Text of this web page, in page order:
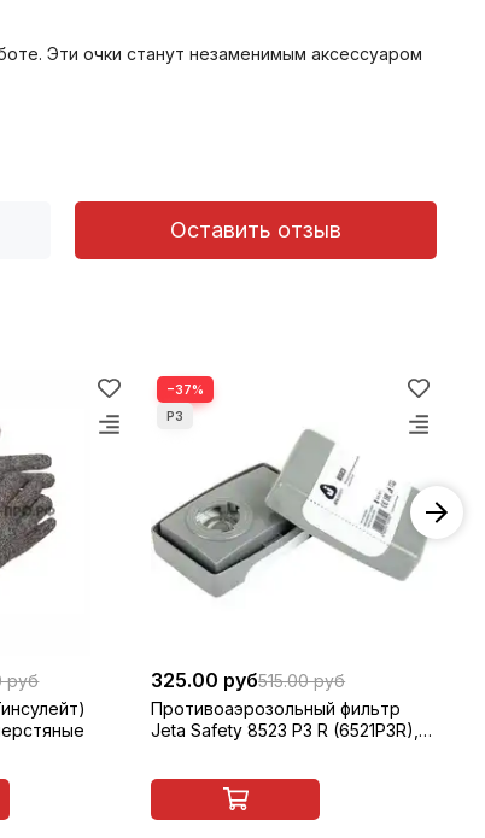
Эти очки станут незаменимым аксессуаром
Оставить отзыв
руб
−37%
325.00 руб515.00 руб
Противоаэрозольный фильтр
Jeta Safety 8523 P3 R (6521P3R),